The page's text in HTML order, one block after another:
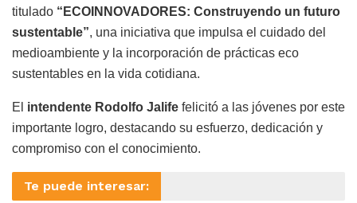
titulado “ECOINNOVADORES: Construyendo un futuro
sustentable”, una iniciativa que impulsa el cuidado del
medioambiente y la incorporación de prácticas eco
sustentables en la vida cotidiana.
El intendente Rodolfo Jalife felicitó a las jóvenes por este
importante logro, destacando su esfuerzo, dedicación y
compromiso con el conocimiento.
Te puede interesar: